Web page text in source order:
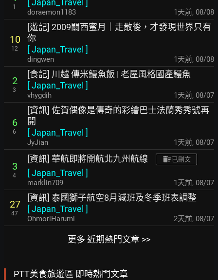
1
[Japan_Travel ]
doraemon1183 1天前, 08/08
10
12
[遊記] 2009關西蜜月｜走散後，才發現世界只有
你
[Japan_Travel ]
dingwen 1天前, 08/08
2
3
[食記] 川越 傳米鰻魚飯 | 老屋風格國產鰻魚
[Japan_Travel ]
vhygdih 1天前, 08/07
6
6
[資訊] 佐賀偶像是傳奇的彩繪巴士法蘭秀秀號再
開
[Japan_Travel ]
JyJian 1天前, 08/07
3
4
[資訊] 華航即將開航北九州航線 已刪文
[Japan_Travel ]
marklin709 1天前, 08/07
27
47
[資訊] 泰國獅子航空8月減班及冬季班表調整
[Japan_Travel ]
OhmoriHarumi 2天前, 08/07
更多 近期熱門文章 >>
PTT美食旅遊區 即時熱門文章